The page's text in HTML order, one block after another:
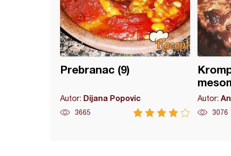
Prebranac (9)
Autor: Dijana Popovic
3665
Autor:
3076